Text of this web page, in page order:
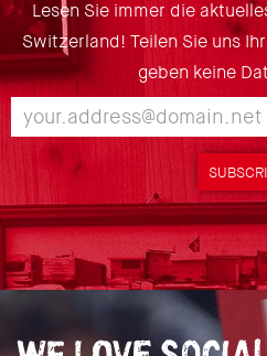
Lesen Sie immer die
Switzerland! Teilen Sie uns
geben keine